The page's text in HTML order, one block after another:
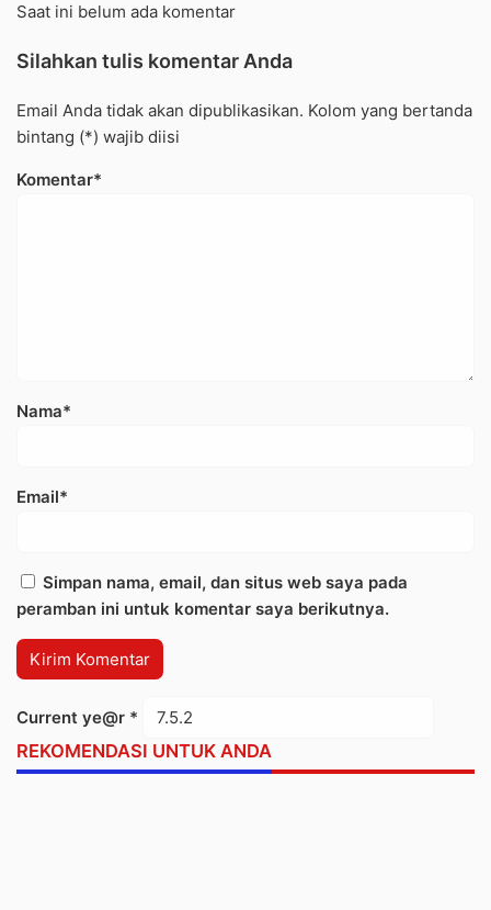
Saat ini belum ada komentar
Silahkan tulis komentar Anda
Email Anda tidak akan dipublikasikan. Kolom yang bertanda
bintang (*) wajib diisi
Komentar*
Nama*
Email*
Simpan nama, email, dan situs web saya pada
peramban ini untuk komentar saya berikutnya.
Current ye@r *
REKOMENDASI UNTUK ANDA